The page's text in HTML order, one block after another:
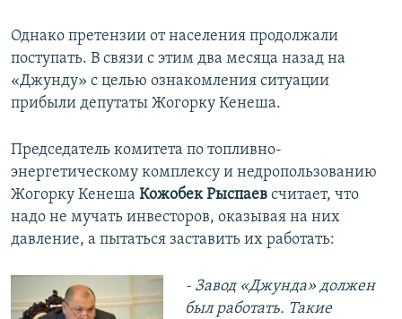
Однако претензии от населения продолжали
поступать. В связи с этим два месяца назад на
«Джунду» с целью ознакомления ситуации
прибыли депутаты Жогорку Кенеша.
Председатель комитета по топливно-
энергетическому комплексу и недропользованию
Жогорку Кенеша Кожобек Рыспаев считает, что
надо не мучать инвесторов, оказывая на них
давление, а пытаться заставить их работать:
- Завод «Джунда» должен
был работать. Такие